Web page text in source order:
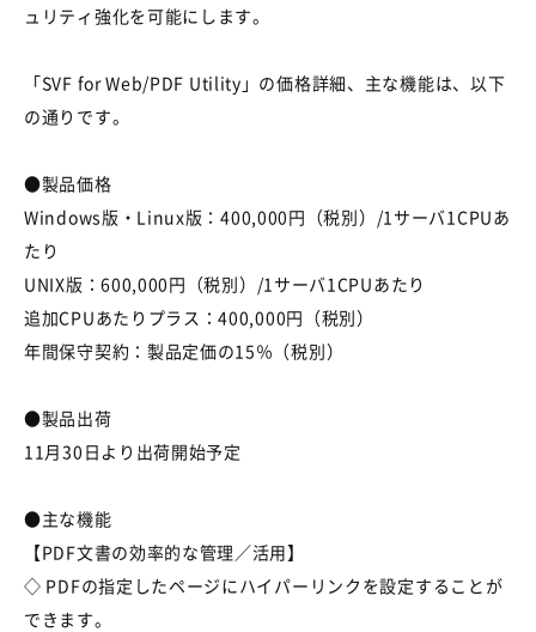
ュリティ強化を可能にします。
「SVF for Web/PDF Utility」の価格詳細、主な機能は、以下
の通りです。
●製品価格
Windows版・Linux版：400,000円（税別）/1サーバ1CPUあ
たり
UNIX版：600,000円（税別）/1サーバ1CPUあたり
追加CPUあたりプラス：400,000円（税別）
年間保守契約：製品定価の15％（税別）
●製品出荷
11月30日より出荷開始予定
●主な機能
【PDF文書の効率的な管理／活用】
◇ PDFの指定したページにハイパーリンクを設定することが
できます。